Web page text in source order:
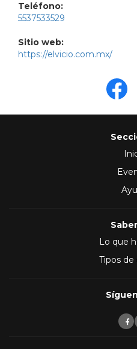
Teléfono:
5537533529
Sitio web:
https://elvicio.com.mx/
Lo que
Tipos